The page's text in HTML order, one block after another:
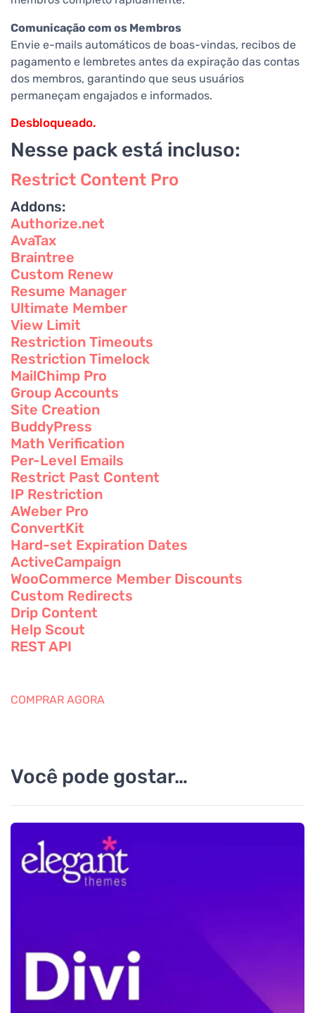
Comunicação com os Membros
Envie e-mails automáticos de boas-vindas, recibos de
pagamento e lembretes antes da expiração das contas
dos membros, garantindo que seus usuários
permaneçam engajados e informados.
Desbloqueado.
Nesse pack está incluso:
Restrict Content Pro
Addons:
Authorize.net
AvaTax
Braintree
Custom Renew
Resume Manager
Ultimate Member
View Limit
Restriction Timeouts
Restriction Timelock
MailChimp Pro
Group Accounts
Site Creation
BuddyPress
Math Verification
Per-Level Emails
Restrict Past Content
IP Restriction
AWeber Pro
ConvertKit
Hard-set Expiration Dates
ActiveCampaign
WooCommerce Member Discounts
Custom Redirects
Drip Content
Help Scout
REST API
COMPRAR AGORA
Você pode gostar…